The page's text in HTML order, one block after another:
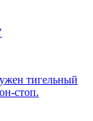
тигельный
стоп.